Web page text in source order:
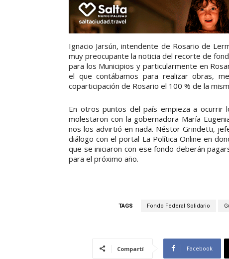
Ignacio Jarsún, intendente de Rosario de
muy preocupante la noticia del recorte de
para los Municipios y particularmente en
el que contábamos para realizar obras,
coparticipación de Rosario el 100 % de la
En otros puntos del país empieza a ocurrir
molestaron con la gobernadora María
nos los advirtió en nada. Néstor Grindetti,
diálogo con el portal La Política Online en
que se iniciaron con ese fondo deberán
para el próximo año.
TAGS Fondo Federal Solidario
Compartí Facebook